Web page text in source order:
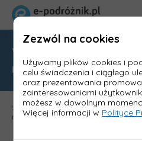
Wyjaśnienie – podział
miesięcznych w
Strona główna>Aktualności >
miesięcznych w dopłatach
Zezwól na cookies
Używamy plików cookies i
celu świadczenia i ciągłego
oraz prezentowania
zainteresowaniami
możesz w dowolnym
Więcej informacji w Polityce